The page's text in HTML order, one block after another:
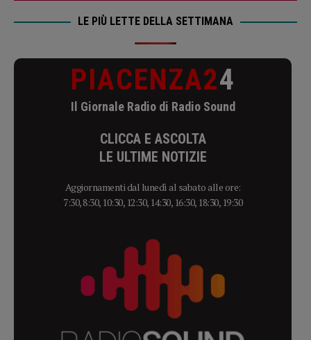
LE PIÙ LETTE DELLA SETTIMANA
PIACENZA24
Il Giornale Radio di Radio Sound
CLICCA E ASCOLTA
LE ULTIME NOTIZIE
Aggiornamenti dal lunedì al sabato alle ore:
7:30, 8:30, 10:30, 12:30, 14:30, 16:30, 18:30, 19:30